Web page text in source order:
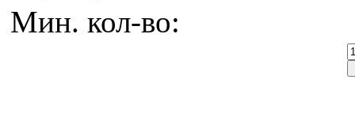
Мин. кол-во: